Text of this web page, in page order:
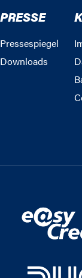
PRESSE
Pressespiegel
Downloads